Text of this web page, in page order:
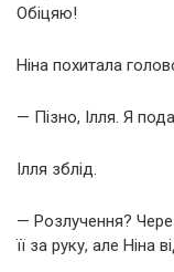
Обіцяю!
Ніна похитала
— Пізно, Ілля. Я
Ілля зблід.
— Розлучення?
її за руку, але Ніна